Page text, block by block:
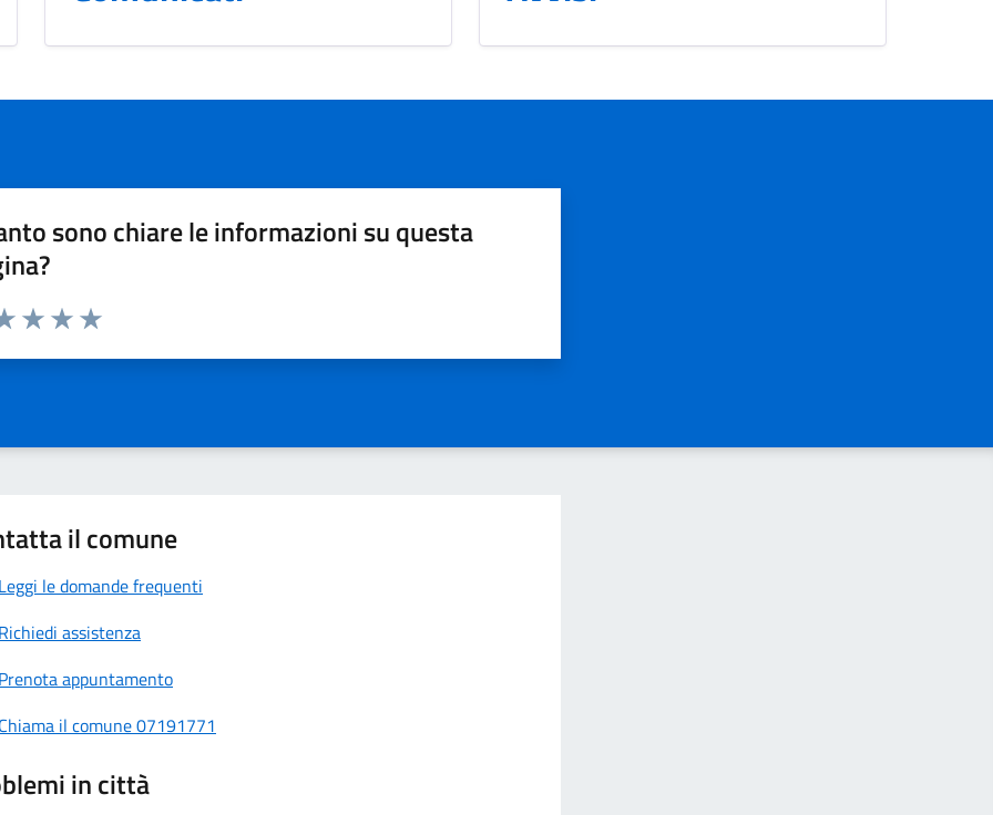
sono chiare le informazioni su questa
1 a 5 stelle la pagina
il comune
le domande frequenti
assistenza
appuntamento
il comune 07191771
in città